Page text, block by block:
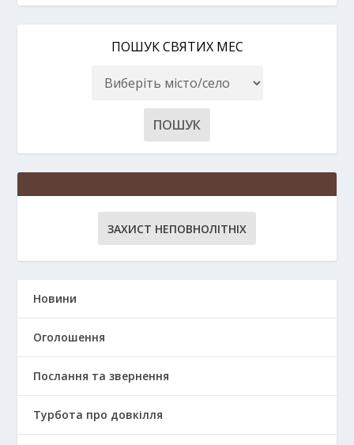
ПОШУК СВЯТИХ МЕС
ЗАХИСТ НЕПОВНОЛІТНІХ
Новини
Оголошення
Послання та звернення
Турбота про довкілля